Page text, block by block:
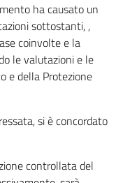
ha causato un
sottostanti, ,
coinvolte e la
le valutazioni e le
e della Protezione
si è concordato
controllata del